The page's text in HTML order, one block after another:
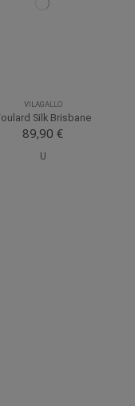
VILAGALLO
Silk Brisbane
89,90 €
U